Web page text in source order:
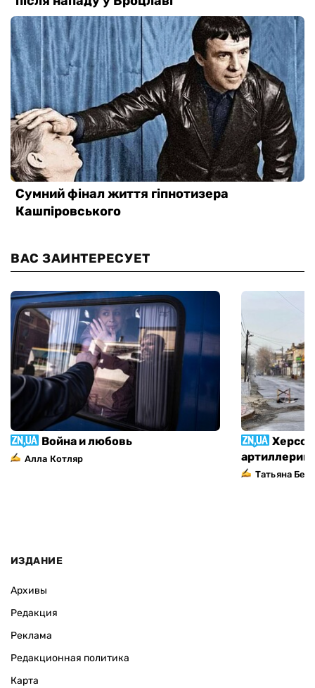
ВАС ЗАИНТЕРЕСУЕТ
Война и любовь
Алла Котляр
Татьяна
ИЗДАНИЕ
Архивы
Редакция
Реклама
Редакционная политика
Карта